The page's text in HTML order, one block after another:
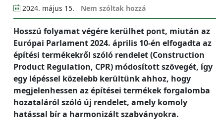
2024. május 15. Nem szóltak hozzá
Hosszú folyamat végére kerülhet pont, miután az
Európai Parlament 2024. április 10-én elfogadta az
építési termékekről szóló rendelet (Construction
Product Regulation, CPR) módosított szövegét, így
egy lépéssel közelebb kerültünk ahhoz, hogy
megjelenhessen az építései termékek forgalomba
hozataláról szóló új rendelet, amely komoly
hatással bír a harmonizált szabványokra.